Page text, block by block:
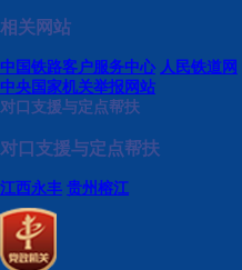
相关网站
中国铁路客户服务中心 人民铁道网
中央国家机关举报网站
对口支援与定点帮扶
对口支援与定点帮扶
江西永丰 贵州榕江